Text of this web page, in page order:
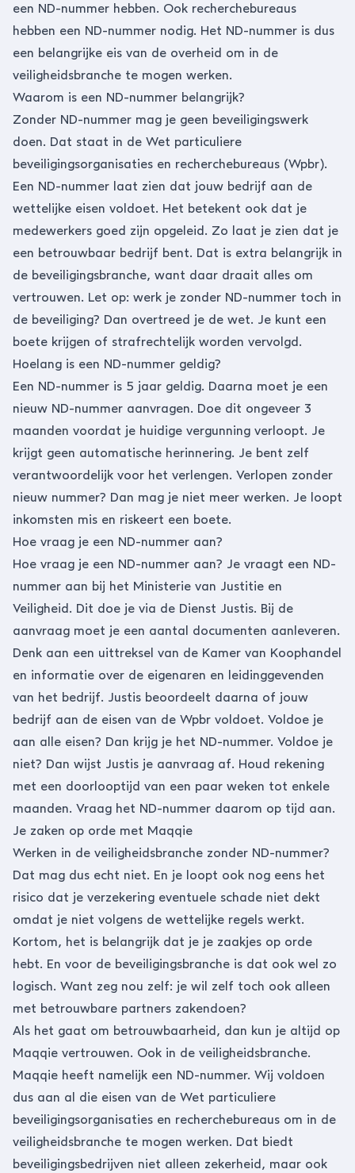
een ND-nummer hebben. Ook recherchebureaus
hebben een ND-nummer nodig. Het ND-nummer is dus
een belangrijke eis van de overheid om in de
veiligheidsbranche te mogen werken.
Waarom is een ND-nummer belangrijk?
Zonder ND-nummer mag je geen beveiligingswerk
doen. Dat staat in de Wet particuliere
beveiligingsorganisaties en recherchebureaus (Wpbr).
Een ND-nummer laat zien dat jouw bedrijf aan de
wettelijke eisen voldoet. Het betekent ook dat je
medewerkers goed zijn opgeleid. Zo laat je zien dat je
een betrouwbaar bedrijf bent. Dat is extra belangrijk in
de beveiligingsbranche, want daar draait alles om
vertrouwen. Let op: werk je zonder ND-nummer toch in
de beveiliging? Dan overtreed je de wet. Je kunt een
boete krijgen of strafrechtelijk worden vervolgd.
Hoelang is een ND-nummer geldig?
Een ND-nummer is 5 jaar geldig. Daarna moet je een
nieuw ND-nummer aanvragen. Doe dit ongeveer 3
maanden voordat je huidige vergunning verloopt. Je
krijgt geen automatische herinnering. Je bent zelf
verantwoordelijk voor het verlengen. Verlopen zonder
nieuw nummer? Dan mag je niet meer werken. Je loopt
inkomsten mis en riskeert een boete.
Hoe vraag je een ND-nummer aan?
Hoe vraag je een ND-nummer aan? Je vraagt een ND-
nummer aan bij het Ministerie van Justitie en
Veiligheid. Dit doe je via de Dienst Justis. Bij de
aanvraag moet je een aantal documenten aanleveren.
Denk aan een uittreksel van de Kamer van Koophandel
en informatie over de eigenaren en leidinggevenden
van het bedrijf. Justis beoordeelt daarna of jouw
bedrijf aan de eisen van de Wpbr voldoet. Voldoe je
aan alle eisen? Dan krijg je het ND-nummer. Voldoe je
niet? Dan wijst Justis je aanvraag af. Houd rekening
met een doorlooptijd van een paar weken tot enkele
maanden. Vraag het ND-nummer daarom op tijd aan.
Je zaken op orde met Maqqie
Werken in de veiligheidsbranche zonder ND-nummer?
Dat mag dus echt niet. En je loopt ook nog eens het
risico dat je verzekering eventuele schade niet dekt
omdat je niet volgens de wettelijke regels werkt.
Kortom, het is belangrijk dat je je zaakjes op orde
hebt. En voor de beveiligingsbranche is dat ook wel zo
logisch. Want zeg nou zelf: je wil zelf toch ook alleen
met betrouwbare partners zakendoen?
Als het gaat om betrouwbaarheid, dan kun je altijd op
Maqqie vertrouwen. Ook in de veiligheidsbranche.
Maqqie heeft namelijk een ND-nummer. Wij voldoen
dus aan al die eisen van de Wet particuliere
beveiligingsorganisaties en recherchebureaus om in de
veiligheidsbranche te mogen werken. Dat biedt
beveiligingsbedrijven niet alleen zekerheid, maar ook